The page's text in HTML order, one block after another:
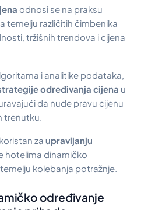
odnosi se na praksu
temelju različitih čimbenika
tržišnih trendova i cijena
i analitike podataka,
određivanja cijena u
da nude pravu cijenu
trenutku.
za upravljanju
hotelima dinamičko
kolebanja potražnje.
određivanje